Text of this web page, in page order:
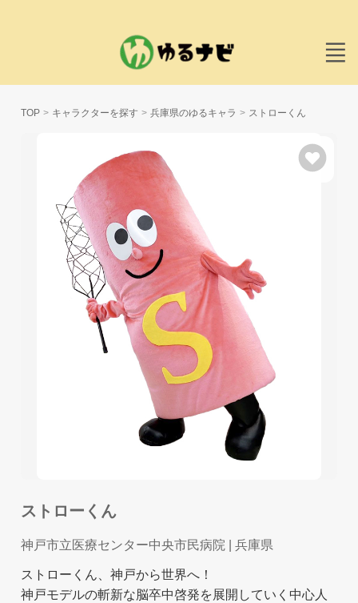
TOP キャラクターを探す 兵庫県のゆるキャラ ストローくん
ストローくん
神戸市立医療センター中央市民病院 | 兵庫県
ストローくん、神戸から世界へ！
神戸モデルの斬新な脳卒中啓発を展開していく中心人